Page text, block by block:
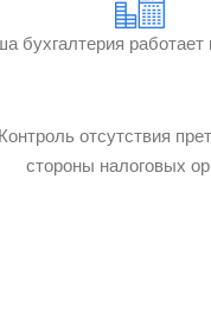
бухгалтерия
Контроль отсутствия
стороны налоговых